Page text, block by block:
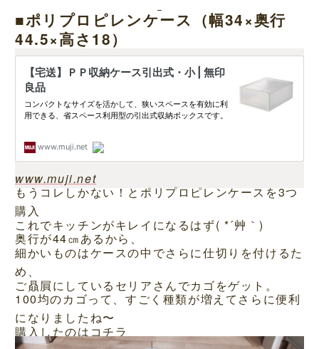
■ポリプロピレンケース（幅34×奥行
44.5×高さ18）
www.muji.net
もうコレしかない！とポリプロピレンケースを3つ
購入
これでキッチンがキレイになるはず( *´艸｀)
奥行が44㎝あるから、
細かいものはケースの中でさらに仕切りを付けるた
め、
ご贔屓にしているセリアさんでカゴをゲット。
100均のカゴって、すごく種類が増えてさらに便利
になりましたね〜
購入したのはコチラ